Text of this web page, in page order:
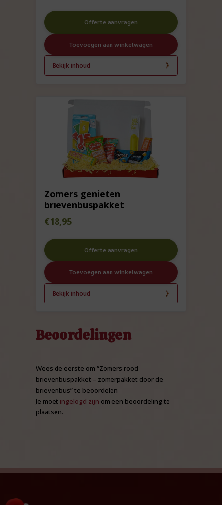
Offerte aanvragen
Toevoegen aan winkelwagen
Bekijk inhoud
Zomers genieten
brievenbuspakket
€18,95
Offerte aanvragen
Toevoegen aan winkelwagen
Bekijk inhoud
Beoordelingen
Wees de eerste om “Zomers rood
brievenbuspakket – zomerpakket door de
brievenbus” te beoordelen
Je moet ingelogd zijn om een beoordeling te
plaatsen.